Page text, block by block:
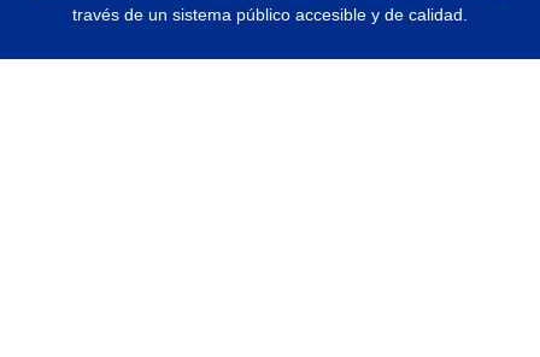
través de un sistema público accesible y de calidad.